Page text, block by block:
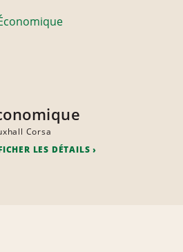
Corsa
LES DÉTAILS